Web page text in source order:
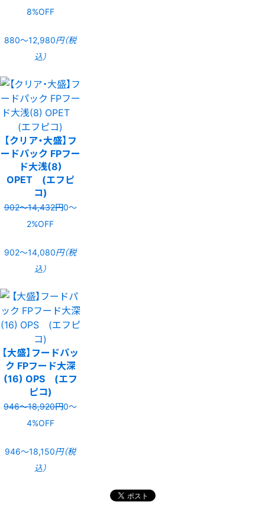
8%OFF
880〜12,980円（税
込）
【クリア・大盛】フ
ードパック FPフー
ド大浅(8)
OPET (エフピ
コ)
902〜14,432円0〜
2%OFF
902〜14,080円（税
込）
【大盛】フードパッ
ク FPフード大深
(16) OPS (エフ
ピコ)
946〜18,920円0〜
4%OFF
946〜18,150円（税
込）